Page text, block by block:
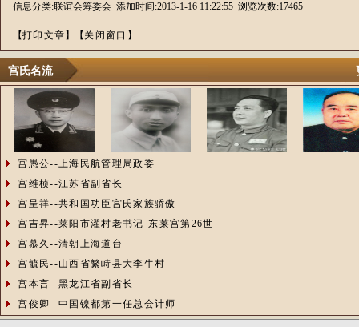
信息分类:联谊会筹委会 添加时间:2013-1-16 11:22:55 浏览次数:17465
【打印文章 】【 关闭窗口 】
宫氏名流
宫愚公--上海民航管理局政委
宫维桢--江苏省副省长
宫呈祥--共和国功臣宫氏家族骄傲
宫吉昇--莱阳市濯村老书记 东莱宫第26世
宫慕久--清朝上海道台
宫毓民--山西省繁峙县大李牛村
宫本言--黑龙江省副省长
宫俊卿--中国镍都第一任总会计师